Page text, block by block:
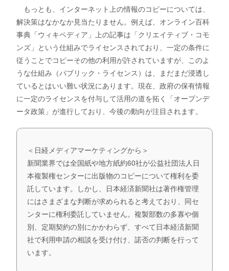
もっとも、インターネット上の情報のコピーについては、
解決策はなかなか見当たりません。例えば、オンライン百科
事典「ウィキペディア」上の記事は「クリエイティブ・コモ
ンズ」という仕組みでライセンスされており、一定の条件に
従うことでコピーその他の利用が許されていますが、このよ
うな仕組み（パブリック・ライセンス）は、まだまだ浸透し
ているとはいい難い状況にあります。現在、政府の保有情報
に一定のライセンスを付与して活用の道を拓く「オープンデ
ータ政策」が進行しており、今後の動向が注目されます。
＜日経メディアマーケティングから＞
新聞業界では全国紙や地方紙約60社が公益社団法人日
本複製権センターに出版物のコピーについて権利を委
託しています。しかし、日本経済新聞社は著作権管理
にはさまざまな判断が求められると考えており、同セ
ンターに権利委託していません。複製部数の多寡や個
別、定期契約の別にかかわらず、すべて日本経済新聞
社で利用申請の相談を受け付け、諾否の判断を行って
います。